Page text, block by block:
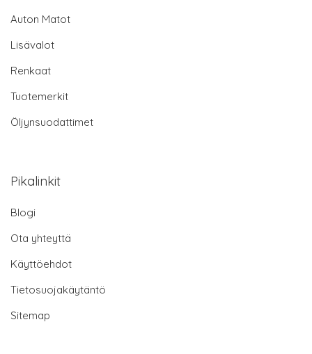
Auton Matot
Lisävalot
Renkaat
Tuotemerkit
Öljynsuodattimet
Pikalinkit
Blogi
Ota yhteyttä
Käyttöehdot
Tietosuojakäytäntö
Sitemap